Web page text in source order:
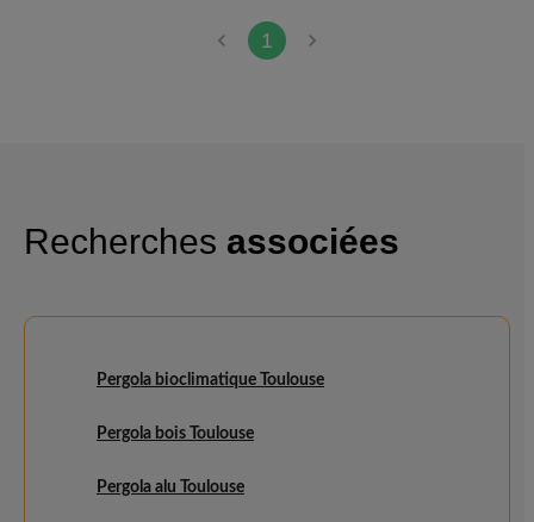
1
Recherches associées
Pergola bioclimatique Toulouse
Pergola bois Toulouse
Pergola alu Toulouse